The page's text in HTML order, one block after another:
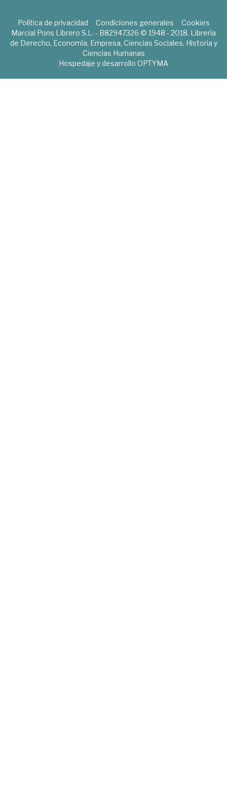
Política de privacidad Condiciones generales
Cookies
Marcial Pons Librero S.L. - B82947326 © 1948 - 2018. Librería
de Derecho, Economía, Empresa, Ciencias Sociales, Historia y
Ciencias Humanas
Hospedaje y desarrollo OPTYMA